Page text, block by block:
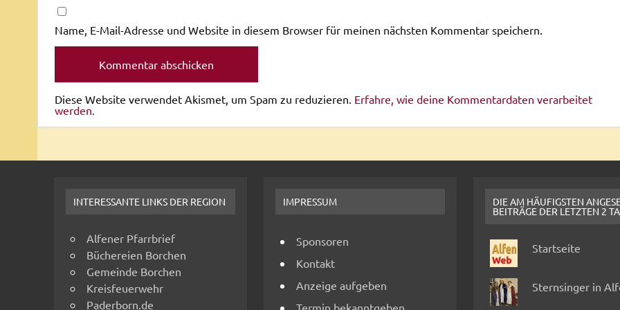
Name, E-Mail-Adresse und Website in diesem Browser für meinen nächsten Kommentar speichern.
Diese Website verwendet Akismet, um Spam zu reduzieren. Erfahre, wie deine Kommentardaten verarbeitet
werden.
INTERESSANTE LINKS DER REGION
Alfener Pfarrbrief
Büchereien Borchen
Gemeinde Borchen
Kreisfeuerwehr
Paderborn.de
IMPRESSUM
Sponsoren
Kontakt
Anzeige aufgeben
Termin bekanntgeben
DIE AM HÄUFIGSTEN
BEITRÄGE DER LETZTEN 2
Startseite
Sternsinger in